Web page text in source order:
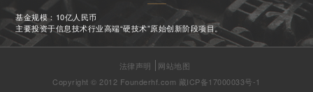
基金规模：10亿人民币
主要投资于信息技术行业高端“硬技术”原始创新阶段项目。
法律声明
网站地图
Copyright © 2012 Founderhf.com 藏ICP备17000033号-1